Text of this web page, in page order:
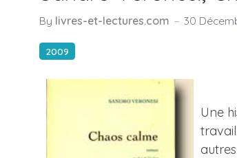
By livres-et-lectures.com 30
2009
Une
autres